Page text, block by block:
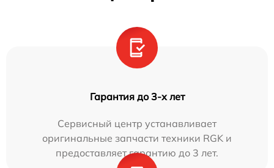
Гарантия до 3-х лет
Сервисный центр устанавливает
оригинальные запчасти техники RGK и
предоставляет гарантию до 3 лет.